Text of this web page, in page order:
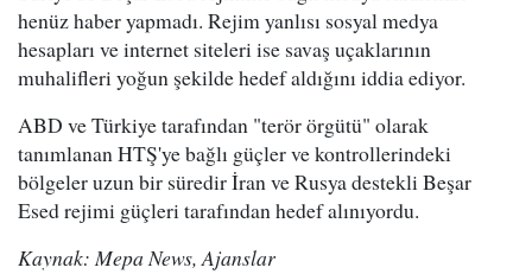
henüz haber yapmadı. Rejim yanlısı sosyal medya
hesapları ve internet siteleri ise savaş uçaklarının
muhalifleri yoğun şekilde hedef aldığını iddia ediyor.
ABD ve Türkiye tarafından "terör örgütü" olarak
tanımlanan HTŞ'ye bağlı güçler ve kontrollerindeki
bölgeler uzun bir süredir İran ve Rusya destekli Beşar
Esed rejimi güçleri tarafından hedef alınıyordu.
Kaynak: Mepa News, Ajanslar